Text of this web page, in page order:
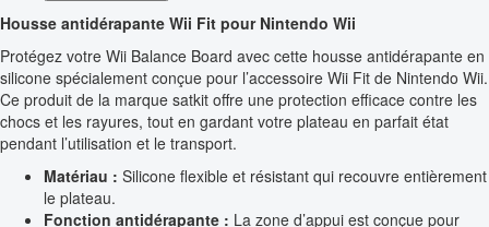
Housse antidérapante Wii Fit pour Nintendo Wii
Protégez votre Wii Balance Board avec cette housse antidérapante en
silicone spécialement conçue pour l’accessoire Wii Fit de Nintendo Wii.
Ce produit de la marque satkit offre une protection efficace contre les
chocs et les rayures, tout en gardant votre plateau en parfait état
pendant l’utilisation et le transport.
Matériau : Silicone flexible et résistant qui recouvre entièrement
le plateau.
Fonction antidérapante : La zone d’appui est conçue pour